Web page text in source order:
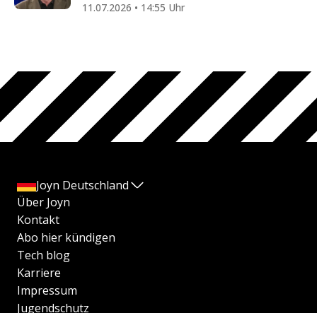
11.07.2026 • 14:55 Uhr
Joyn Deutschland
Über Joyn
Kontakt
Abo hier kündigen
Tech blog
Karriere
Impressum
Jugendschutz